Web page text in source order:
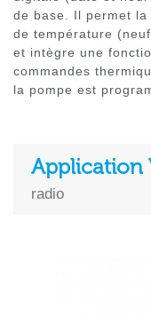
de base. Il permet la
de température
et intègre une
commandes
la pompe est
Application
radio